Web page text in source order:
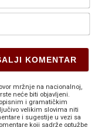
E-
mržnje na nacionalnoj,
neće biti objavljeni.
i gramatičkim
velikim slovima niti
i sugestije u vezi sa
koji sadrže optužbe